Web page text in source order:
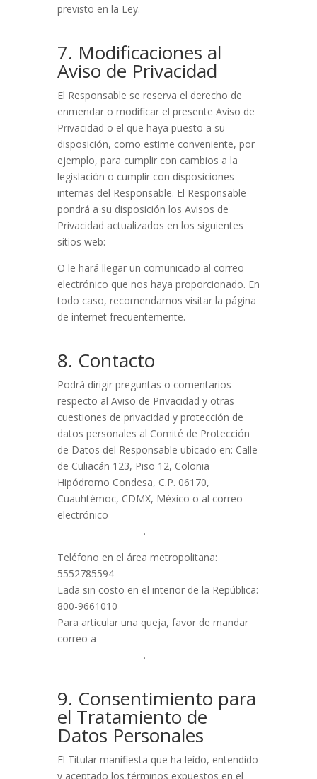
previsto en la Ley.
7. Modificaciones al
Aviso de Privacidad
El Responsable se reserva el derecho de
enmendar o modificar el presente Aviso de
Privacidad o el que haya puesto a su
disposición, como estime conveniente, por
ejemplo, para cumplir con cambios a la
legislación o cumplir con disposiciones
internas del Responsable. El Responsable
pondrá a su disposición los Avisos de
Privacidad actualizados en los siguientes
sitios web:
O le hará llegar un comunicado al correo
electrónico que nos haya proporcionado. En
todo caso, recomendamos visitar la página
de internet frecuentemente.
8. Contacto
Podrá dirigir preguntas o comentarios
respecto al Aviso de Privacidad y otras
cuestiones de privacidad y protección de
datos personales al Comité de Protección
de Datos del Responsable ubicado en: Calle
de Culiacán 123, Piso 12, Colonia
Hipódromo Condesa, C.P. 06170,
Cuauhtémoc, CDMX, México o al correo
electrónico
.
Teléfono en el área metropolitana:
5552785594
Lada sin costo en el interior de la República:
800-9661010
Para articular una queja, favor de mandar
correo a
.
9. Consentimiento para
el Tratamiento de
Datos Personales
El Titular manifiesta que ha leído, entendido
y aceptado los términos expuestos en el